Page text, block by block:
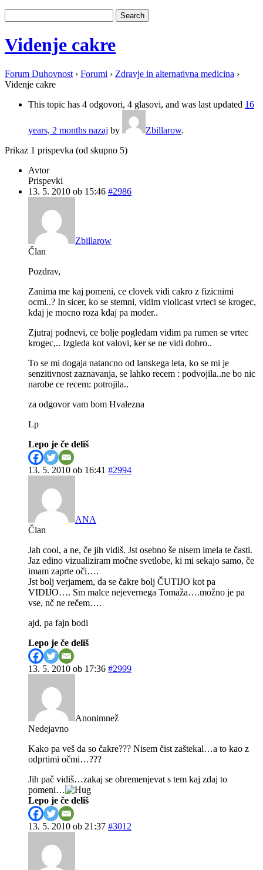
Videnje cakre
Forum Duhovnost › Forumi › Zdravje in alternativna medicina ›
Videnje cakre
This topic has 4 odgovori, 4 glasovi, and was last updated 16
years, 2 months nazaj by Zbillarow.
Prikaz 1 prispevka (od skupno 5)
Avtor
Prispevki
13. 5. 2010 ob 15:46 #2986
Zbillarow
Član
Pozdrav,
Zanima me kaj pomeni, ce clovek vidi cakro z fizicnimi
ocmi..? In sicer, ko se stemni, vidim violicast vrteci se krogec,
kdaj je mocno roza kdaj pa moder..
Zjutraj podnevi, ce bolje pogledam vidim pa rumen se vrtec
krogec,.. Izgleda kot valovi, ker se ne vidi dobro..
To se mi dogaja natancno od lanskega leta, ko se mi je
senzitivnost zaznavanja, se lahko recem : podvojila..ne bo nic
narobe ce recem: potrojila..
za odgovor vam bom Hvalezna
Lp
Lepo je če deliš
13. 5. 2010 ob 16:41 #2994
ANA
Član
Jah cool, a ne, če jih vidiš. Jst osebno še nisem imela te časti.
Jaz edino vizualiziram močne svetlobe, ki mi sekajo samo, če
imam zaprte oči….
Jst bolj verjamem, da se čakre bolj ČUTIJO kot pa
VIDIJO…. Sm malce nejevernega Tomaža….možno je pa
vse, nč ne rečem….
ajd, pa fajn bodi
Lepo je če deliš
13. 5. 2010 ob 17:36 #2999
Anonimnež
Nedejavno
Kako pa veš da so čakre??? Nisem čist zaštekal…a to kao z
odprtimi očmi…???
Jih pač vidiš…zakaj se obremenjevat s tem kaj zdaj to
pomeni…
Lepo je če deliš
13. 5. 2010 ob 21:37 #3012